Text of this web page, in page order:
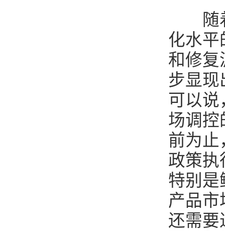
随着
化水平
和修复
步显现
可以说
场调控
前为止
政策执
特别是
产品市
还需要